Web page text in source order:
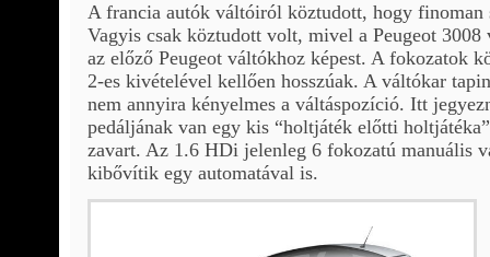
A francia autók váltóiról köztudott, hogy finoman
Vagyis csak köztudott volt, mivel a Peugeot
az előző Peugeot váltókhoz képest. A fokozatok
2-es kivételével kellően hosszúak. A váltókar
nem annyira kényelmes a váltáspozíció. Itt
pedáljának van egy kis “holtjáték előtti
zavart. Az 1.6 HDi jelenleg 6 fokozatú manuális
kibővítik egy automatával is.